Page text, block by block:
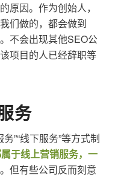
原因。作为创始人，
们做的，都会做到
不会出现其他SEO公
项目的人已经辞职等
务
”“线下服务”等方式制
于线上营销服务，一
。但有些公司反而刻意